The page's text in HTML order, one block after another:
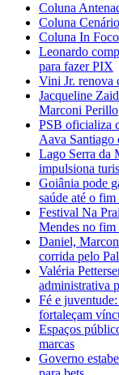
Coluna
Coluna
Coluna In
Leonardo
para fazer PIX
Vini Jr. renova
Jacqueline
Marconi Perillo
PSB oficializa
Aava Santiago
Lago Serra da
impulsiona
Goiânia pode
saúde até o fim
Festival Na
Mendes no fim
Daniel,
corrida pelo
Valéria
administrativa
Fé e
fortaleçam
Espaços
marcas
Governo